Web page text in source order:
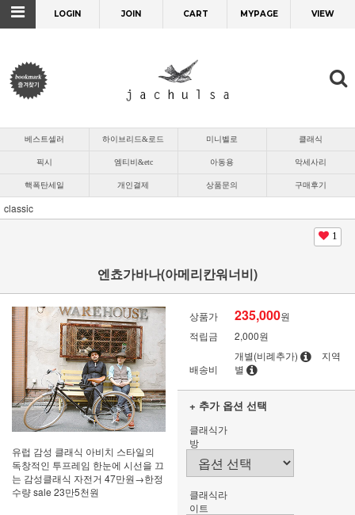
LOGIN JOIN CART MYPAGE VIEW
베스트셀러 하이브리드&로드 미니벨로 클래식
픽시 엠티비&etc 아동용 악세사리
핵폭탄세일 개인결제 상품문의 구매후기
classic
1
엔쵸가바나(아메리칸워너비)
유럽 감성 클래식 아비치 스타일의
독창적인 투프레임 한눈에 시선을 끄
는 감성클래식 자전거 47만원→한정
수량 sale 23만5천원
상품가 235,000원
적립금
2,000원
배송비
개별(비례추가)
지역
별
+ 추가 옵션 선택
클래식가
방
클래식라
이트